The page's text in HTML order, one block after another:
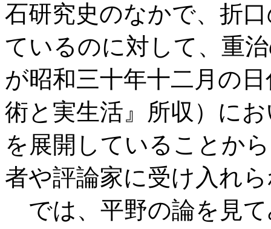
石研究史のなかで、折
ているのに対して、重
が昭和三十年十二月の
術と実生活』所収）に
を展開していることか
者や評論家に受け入れ
では、平野の論を見